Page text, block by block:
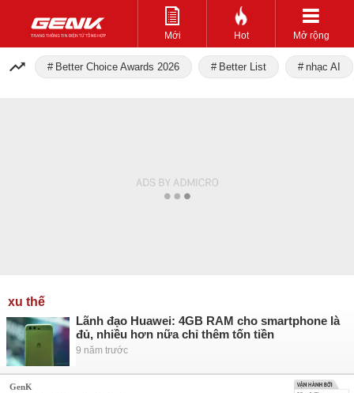
Mới Hot Mở rộng
Better Choice Awards 2026 Better List nhạc AI
xu thế
Lãnh đạo Huawei: 4GB RAM cho smartphone là
đủ, nhiều hơn nữa chỉ thêm tốn tiền
9 năm trước
GenK